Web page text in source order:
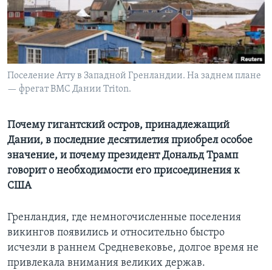
Learning English
СОЦИАЛЬНЫЕ СЕТИ
Поселение Атту в Западной Гренландии. На заднем плане
— фрегат ВМС Дании Triton.
Почему гигантский остров, принадлежащий
Дании, в последние десятилетия приобрел особое
значение, и почему президент Дональд Трамп
говорит о необходимости его присоединения к
США
Гренландия, где немногочисленные поселения
викингов появились и относительно быстро
исчезли в раннем Средневековье, долгое время не
привлекала внимания великих держав.